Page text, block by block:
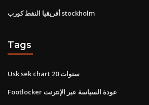
أفريقيا النفط كورب stockholm
Tags
Usk sek chart 20 سنوات
Footlocker عودة السياسة عبر الإنترنت